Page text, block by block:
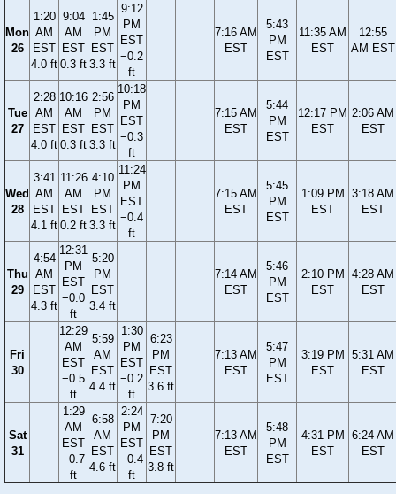
Mon
26
1:20
AM
EST
4.0 ft
9:04
AM
EST
0.3 ft
1:45
PM
EST
3.3 ft
9:12
PM
EST
−0.2
ft
7:16 AM
EST
5:43
PM
EST
11:35 AM
EST
12:55
AM EST
Tue
27
2:28
AM
EST
4.0 ft
10:16
AM
EST
0.3 ft
2:56
PM
EST
3.3 ft
10:18
PM
EST
−0.3
ft
7:15 AM
EST
5:44
PM
EST
12:17 PM
EST
2:06 AM
EST
Wed
28
3:41
AM
EST
4.1 ft
11:26
AM
EST
0.2 ft
4:10
PM
EST
3.3 ft
11:24
PM
EST
−0.4
ft
7:15 AM
EST
5:45
PM
EST
1:09 PM
EST
3:18 AM
EST
Thu
29
4:54
AM
EST
4.3 ft
12:31
PM
EST
−0.0
ft
5:20
PM
EST
3.4 ft
7:14 AM
EST
5:46
PM
EST
2:10 PM
EST
4:28 AM
EST
Fri
30
12:29
AM
EST
−0.5
ft
5:59
AM
EST
4.4 ft
1:30
PM
EST
−0.2
ft
6:23
PM
EST
3.6 ft
7:13 AM
EST
5:47
PM
EST
3:19 PM
EST
5:31 AM
EST
Sat
31
1:29
AM
EST
−0.7
ft
6:58
AM
EST
4.6 ft
2:24
PM
EST
−0.4
ft
7:20
PM
EST
3.8 ft
7:13 AM
EST
5:48
PM
EST
4:31 PM
EST
6:24 AM
EST